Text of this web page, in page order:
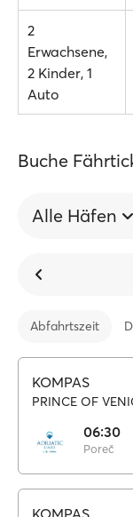
2
Erwachsene,
2 Kinder, 1
Auto
Buche
Alle Häfen
Abfahrtszeit
KOMPAS
PRINCE OF
06:30
Poreč
KOMPAS